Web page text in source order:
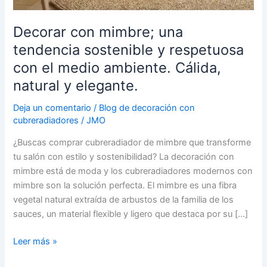
Decorar con mimbre; una
tendencia sostenible y respetuosa
con el medio ambiente. Cálida,
natural y elegante.
Deja un comentario / Blog de decoración con
cubreradiadores /JMO
¿Buscas comprar cubreradiador de mimbre que transforme
tu salón con estilo y sostenibilidad? La decoración con
mimbre está de moda y los cubreradiadores modernos con
mimbre son la solución perfecta. El mimbre es una fibra
vegetal natural extraída de arbustos de la familia de los
sauces, un material flexible y ligero que destaca por su […]
Leer más »